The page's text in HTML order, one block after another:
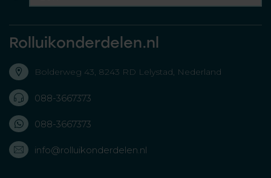
Rolluikonderdelen.nl
Bolderweg 43, 8243 RD Lelystad, Nederland
088-3667373
088-3667373
info@rolluikonderdelen.nl